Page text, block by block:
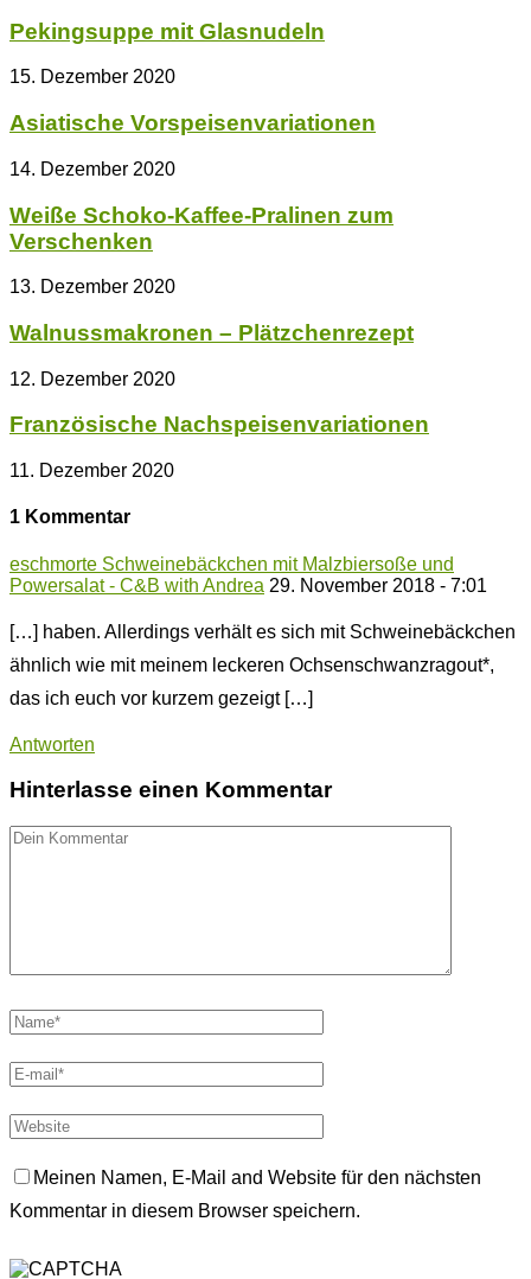
Pekingsuppe mit Glasnudeln
15. Dezember 2020
Asiatische Vorspeisenvariationen
14. Dezember 2020
Weiße Schoko-Kaffee-Pralinen zum
Verschenken
13. Dezember 2020
Walnussmakronen – Plätzchenrezept
12. Dezember 2020
Französische Nachspeisenvariationen
11. Dezember 2020
1 Kommentar
eschmorte Schweinebäckchen mit Malzbiersoße und
Powersalat - C&B with Andrea 29. November 2018 - 7:01
[…] haben. Allerdings verhält es sich mit Schweinebäckchen
ähnlich wie mit meinem leckeren Ochsenschwanzragout*,
das ich euch vor kurzem gezeigt […]
Antworten
Hinterlasse einen Kommentar
Meinen Namen, E-Mail and Website für den nächsten
Kommentar in diesem Browser speichern.